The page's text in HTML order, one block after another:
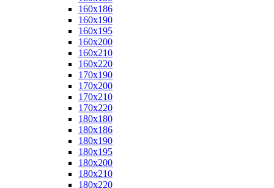
160x186
160x190
160x195
160x200
160x210
160x220
170x190
170x200
170x210
170x220
180x180
180x186
180x190
180x195
180x200
180x210
180x220